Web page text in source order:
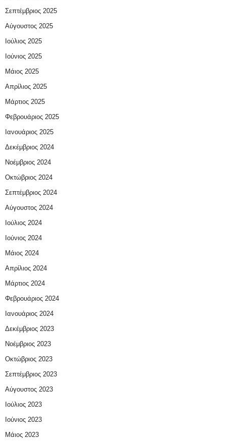
Σεπτέμβριος 2025
Αύγουστος 2025
Ιούλιος 2025
Ιούνιος 2025
Μάιος 2025
Απρίλιος 2025
Μάρτιος 2025
Φεβρουάριος 2025
Ιανουάριος 2025
Δεκέμβριος 2024
Νοέμβριος 2024
Οκτώβριος 2024
Σεπτέμβριος 2024
Αύγουστος 2024
Ιούλιος 2024
Ιούνιος 2024
Μάιος 2024
Απρίλιος 2024
Μάρτιος 2024
Φεβρουάριος 2024
Ιανουάριος 2024
Δεκέμβριος 2023
Νοέμβριος 2023
Οκτώβριος 2023
Σεπτέμβριος 2023
Αύγουστος 2023
Ιούλιος 2023
Ιούνιος 2023
Μάιος 2023